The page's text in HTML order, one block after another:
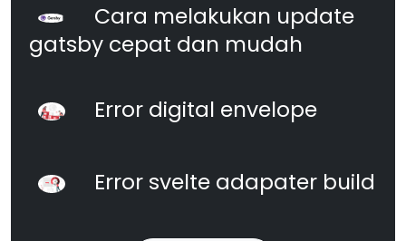
Cara melakukan update
gatsby cepat dan mudah
Error digital envelope
Error svelte adapater build